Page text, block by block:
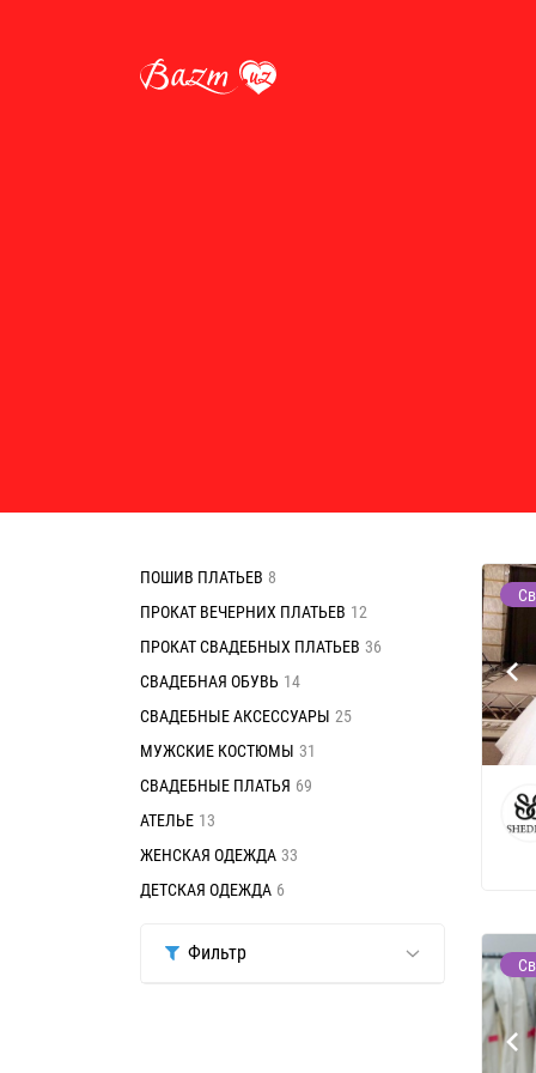
ПОШИВ ПЛАТЬЕВ 8
ПРОКАТ ВЕЧЕРНИХ ПЛАТЬЕВ 12
ПРОКАТ СВАДЕБНЫХ ПЛАТЬЕВ 36
СВАДЕБНАЯ ОБУВЬ 14
СВАДЕБНЫЕ АКСЕССУАРЫ 25
МУЖСКИЕ КОСТЮМЫ 31
СВАДЕБНЫЕ ПЛАТЬЯ 69
АТЕЛЬЕ 13
ЖЕНСКАЯ ОДЕЖДА 33
ДЕТСКАЯ ОДЕЖДА 6
Фильтр